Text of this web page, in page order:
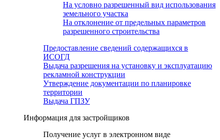
На условно разрешенный вид использования
земельного участка
На отклонение от предельных параметров
разрешенного строительства
Предоставление сведений содержащихся в
ИСОГД
Выдача разрешения на установку и эксплуатацию
рекламной конструкции
Утверждение документации по планировке
территории
Выдача ГПЗУ
Информация для застройщиков
Получение услуг в электронном виде